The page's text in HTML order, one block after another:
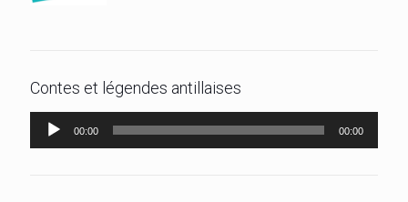
Contes et légendes antillaises
Lecteur
audio
00:00 00:00